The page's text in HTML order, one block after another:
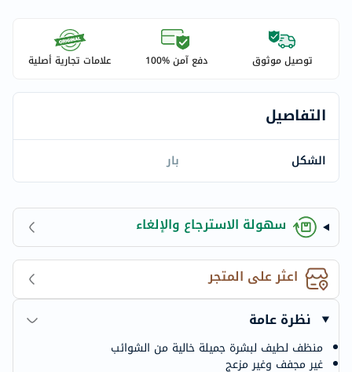
توصيل موثوق دفع آمن %100 علامات تجارية أصلية
التفاصيل
الشكل بار
سهولة الاسترجاع والإلغاء
اعثر على المتجر
نظرة عامة
منظف لطيف لبشرة جميلة خالية من الشوائب
غير مجفف وغير مزعج